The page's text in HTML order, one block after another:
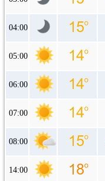
04:00
05:00
06:00
07:00
08:00
14:00